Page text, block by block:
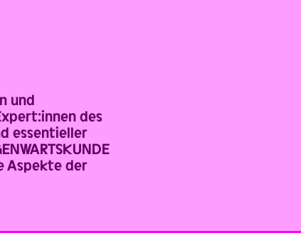
und
des
essentieller
Aspekte der